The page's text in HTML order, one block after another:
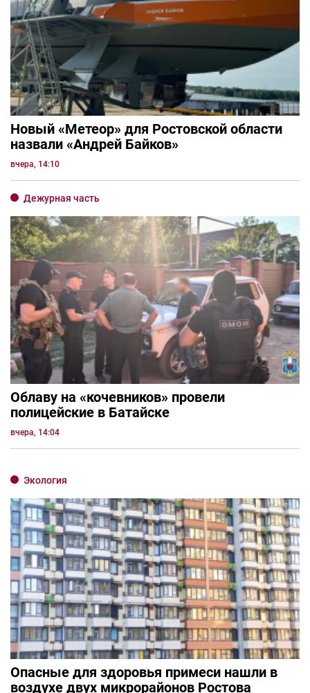
Новый «Метеор» для Ростовской области
назвали «Андрей Байков»
вчера, 14:10
Дежурная часть
Облаву на «кочевников» провели
полицейские в Батайске
вчера, 14:04
Экология
Опасные для здоровья примеси нашли в
воздухе двух микрорайонов Ростова